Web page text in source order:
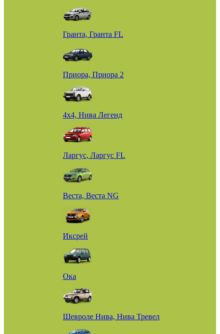
Гранта, Гранта FL
Приора, Приора 2
4х4, Нива Легенд
Ларгус, Ларгус FL
Веста, Веста NG
Иксрей
Ока
Шевроле Нива, Нива Тревел